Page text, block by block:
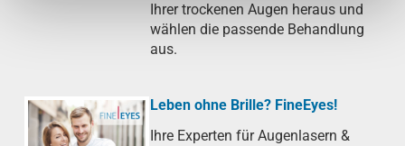
Ihrer trockenen Augen heraus und
wählen die passende Behandlung
aus.
Leben ohne Brille? FineEyes!
Ihre Experten für Augenlasern &